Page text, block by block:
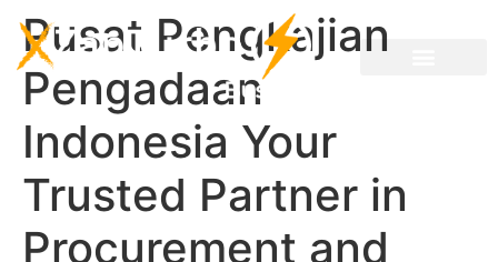
Pusat Pengkajian
Pengadaan
Indonesia Your
Trusted Partner in
Procurement and